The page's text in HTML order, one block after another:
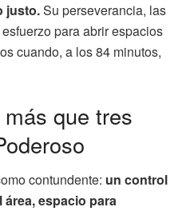
justo.Su perseverancia, las
para abrir espacios
cuando, a los 84 minutos,
que tres
contundente: un control
espacio para